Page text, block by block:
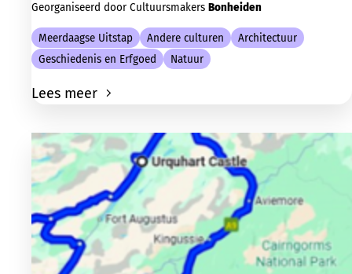
Georganiseerd door Cultuursmakers Bonheiden
Meerdaagse Uitstap Andere culturen
Architectuur
Geschiedenis en Erfgoed
Natuur
Lees meer